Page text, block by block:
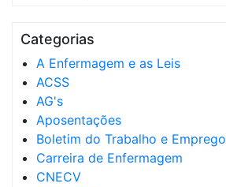
Categorias
A Enfermagem e as Leis
ACSS
AG's
Aposentações
Boletim do Trabalho e Emprego
Carreira de Enfermagem
CNECV